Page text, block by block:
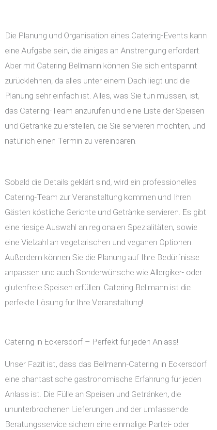
Die Planung und Organisation eines Catering-Events kann
eine Aufgabe sein, die einiges an Anstrengung erfordert.
Aber mit Catering Bellmann können Sie sich entspannt
zurücklehnen, da alles unter einem Dach liegt und die
Planung sehr einfach ist. Alles, was Sie tun müssen, ist,
das Catering-Team anzurufen und eine Liste der Speisen
und Getränke zu erstellen, die Sie servieren möchten, und
natürlich einen Termin zu vereinbaren.
Sobald die Details geklärt sind, wird ein professionelles
Catering-Team zur Veranstaltung kommen und Ihren
Gästen köstliche Gerichte und Getränke servieren. Es gibt
eine riesige Auswahl an regionalen Spezialitäten, sowie
eine Vielzahl an vegetarischen und veganen Optionen.
Außerdem können Sie die Planung auf Ihre Bedürfnisse
anpassen und auch Sonderwünsche wie Allergiker- oder
glutenfreie Speisen erfüllen. Catering Bellmann ist die
perfekte Lösung für Ihre Veranstaltung!
Catering in Eckersdorf – Perfekt für jeden Anlass!
Unser Fazit ist, dass das Bellmann-Catering in Eckersdorf
eine phantastische gastronomische Erfahrung für jeden
Anlass ist. Die Fülle an Speisen und Getränken, die
ununterbrochenen Lieferungen und der umfassende
Beratungsservice sichern eine einmalige Partei- oder